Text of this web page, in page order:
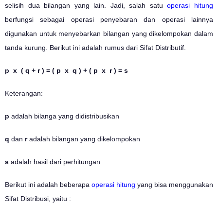
selisih dua bilangan yang lain. Jadi, salah satuoperasi hitung
berfungsi sebagai operasi penyebaran dan operasi lainnya
digunakan untuk menyebarkan bilangan yang dikelompokan dalam
tanda kurung. Berikut ini adalah rumus dari Sifat Distributif.
p x ( q + r ) = ( p x q ) + ( p x r ) = s
Keterangan:
p adalah bilanga yang didistribusikan
q dan radalah bilangan yang dikelompokan
s adalah hasil dari perhitungan
Berikut ini adalah beberapa operasi hitung yang bisa menggunakan
Sifat Distribusi, yaitu :